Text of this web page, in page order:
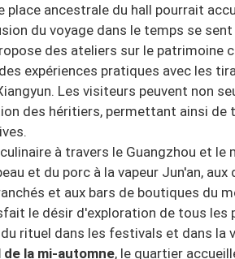
place ancestrale du hall pourrait
du voyage dans le temps se
des ateliers sur le
expériences pratiques avec les
Les visiteurs peuvent non
des héritiers, permettant ainsi
à travers le Guangzhou et
et du porc à la vapeur Jun'an,
et aux bars de boutiques du
le désir d'exploration de tous les
rituel dans les festivals et dans la
de la mi-automne, le quartier